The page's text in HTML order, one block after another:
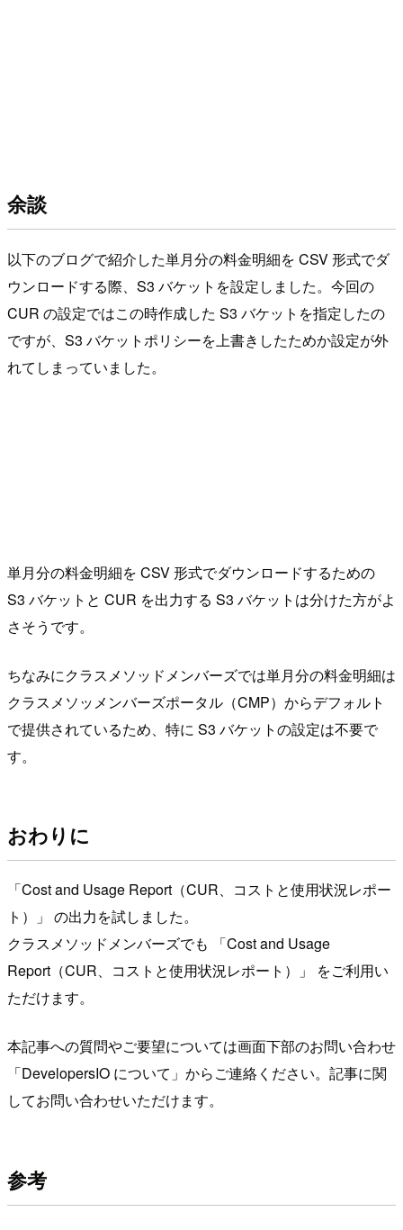
余談
以下のブログで紹介した単月分の料金明細を CSV 形式でダ
ウンロードする際、S3 バケットを設定しました。今回の
CUR の設定ではこの時作成した S3 バケットを指定したの
ですが、S3 バケットポリシーを上書きしたためか設定が外
れてしまっていました。
単月分の料金明細を CSV 形式でダウンロードするための
S3 バケットと CUR を出力する S3 バケットは分けた方がよ
さそうです。
ちなみにクラスメソッドメンバーズでは単月分の料金明細は
クラスメソッメンバーズポータル（CMP）からデフォルト
で提供されているため、特に S3 バケットの設定は不要で
す。
おわりに
「Cost and Usage Report（CUR、コストと使用状況レポー
ト）」 の出力を試しました。
クラスメソッドメンバーズでも 「Cost and Usage
Report（CUR、コストと使用状況レポート）」 をご利用い
ただけます。
本記事への質問やご要望については画面下部のお問い合わせ
「DevelopersIO について」からご連絡ください。記事に関
してお問い合わせいただけます。
参考